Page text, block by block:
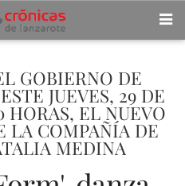
GOBIERNO DE
JUEVES, 29 DE
HORAS, EL NUEVO
LA COMPAÑÍA DE
MEDINA